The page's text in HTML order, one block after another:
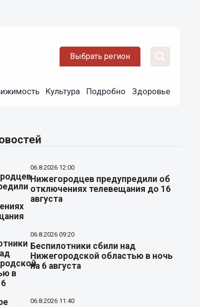
Выбрать регион
Культура Подробно Здоровье
06.8.2026 12:00
Нижегородцев предупредили об
отключениях телевещания до 16
августа
06.8.2026 09:20
Беспилотники сбили над
Нижегородской областью в ночь
на 6 августа
06.8.2026 11:40